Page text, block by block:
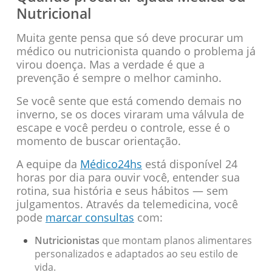
Nutricional
Muita gente pensa que só deve procurar um
médico ou nutricionista quando o problema já
virou doença. Mas a verdade é que a
prevenção é sempre o melhor caminho.
Se você sente que está comendo demais no
inverno, se os doces viraram uma válvula de
escape e você perdeu o controle, esse é o
momento de buscar orientação.
A equipe da Médico24hs está disponível 24
horas por dia para ouvir você, entender sua
rotina, sua história e seus hábitos — sem
julgamentos. Através da telemedicina, você
pode marcar consultas com:
Nutricionistas que montam planos alimentares
personalizados e adaptados ao seu estilo de
vida.